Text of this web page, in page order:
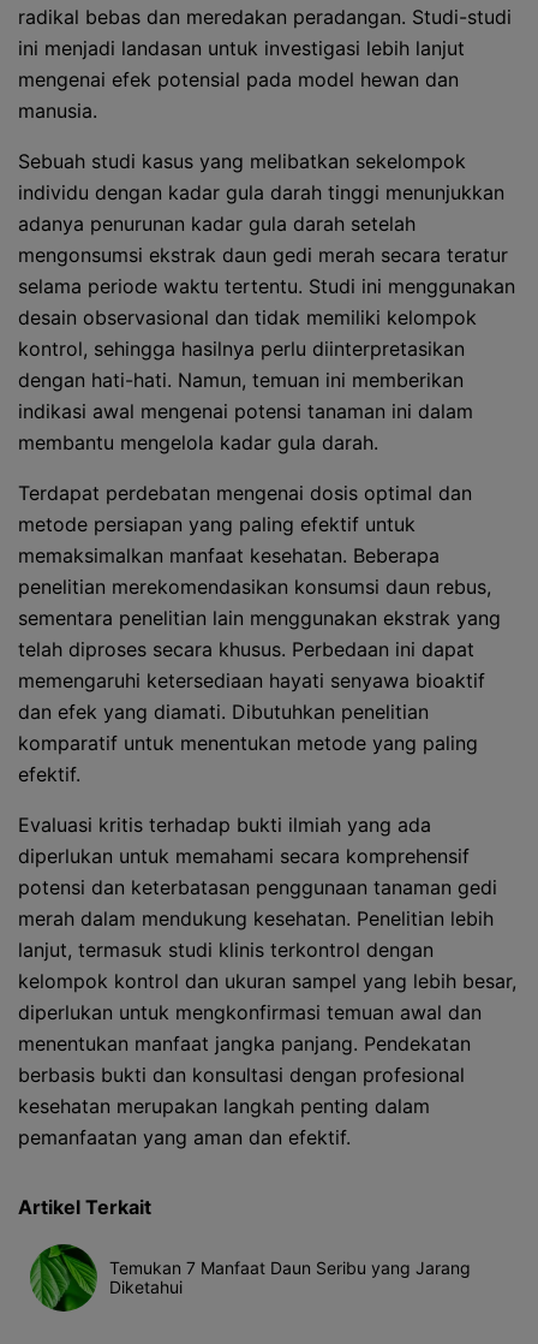
radikal bebas dan meredakan peradangan. Studi-studi
ini menjadi landasan untuk investigasi lebih lanjut
mengenai efek potensial pada model hewan dan
manusia.
Sebuah studi kasus yang melibatkan sekelompok
individu dengan kadar gula darah tinggi menunjukkan
adanya penurunan kadar gula darah setelah
mengonsumsi ekstrak daun gedi merah secara teratur
selama periode waktu tertentu. Studi ini menggunakan
desain observasional dan tidak memiliki kelompok
kontrol, sehingga hasilnya perlu diinterpretasikan
dengan hati-hati. Namun, temuan ini memberikan
indikasi awal mengenai potensi tanaman ini dalam
membantu mengelola kadar gula darah.
Terdapat perdebatan mengenai dosis optimal dan
metode persiapan yang paling efektif untuk
memaksimalkan manfaat kesehatan. Beberapa
penelitian merekomendasikan konsumsi daun rebus,
sementara penelitian lain menggunakan ekstrak yang
telah diproses secara khusus. Perbedaan ini dapat
memengaruhi ketersediaan hayati senyawa bioaktif
dan efek yang diamati. Dibutuhkan penelitian
komparatif untuk menentukan metode yang paling
efektif.
Evaluasi kritis terhadap bukti ilmiah yang ada
diperlukan untuk memahami secara komprehensif
potensi dan keterbatasan penggunaan tanaman gedi
merah dalam mendukung kesehatan. Penelitian lebih
lanjut, termasuk studi klinis terkontrol dengan
kelompok kontrol dan ukuran sampel yang lebih besar,
diperlukan untuk mengkonfirmasi temuan awal dan
menentukan manfaat jangka panjang. Pendekatan
berbasis bukti dan konsultasi dengan profesional
kesehatan merupakan langkah penting dalam
pemanfaatan yang aman dan efektif.
Artikel Terkait
Temukan 7 Manfaat Daun Seribu yang Jarang
Diketahui